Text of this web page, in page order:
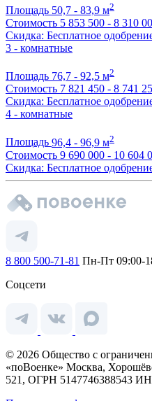
Площадь 50,7 - 83,9 м2
Стоимость 5 853 500 - 8 310
Скидка: Бесплатное
3 - комнатные
Площадь 76,7 - 92,5 м2
Стоимость 7 821 450 - 8 741
Скидка: Бесплатное
4 - комнатные
Площадь 96,4 - 96,9 м2
Стоимость 9 690 000 - 10 604
Скидка: Бесплатное
8 800 500-71-81 Пн-Пт 09:00-
Соцсети
© 2026 Общество с
«поВоенке» Москва,
521, ОГРН 5147746388543